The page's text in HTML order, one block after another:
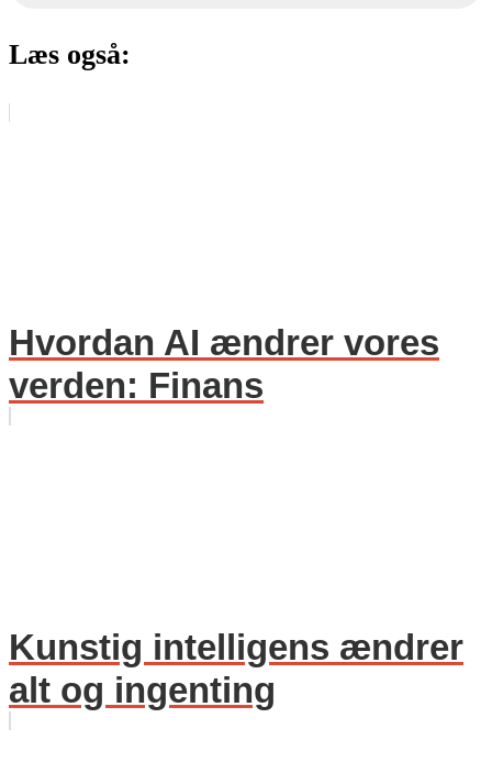
Læs også:
Hvordan AI ændrer vores
verden: Finans
Kunstig intelligens ændrer
alt og ingenting